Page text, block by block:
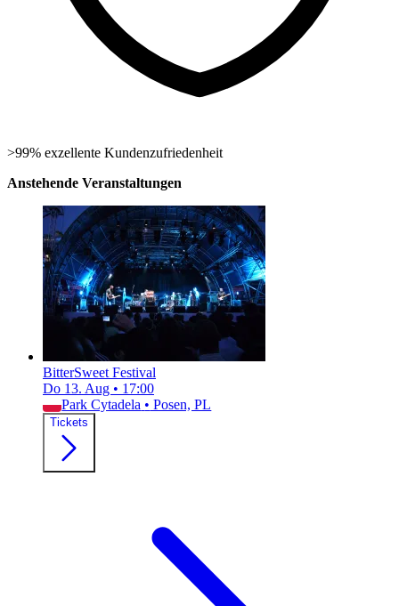
>99% exzellente Kundenzufriedenheit
Anstehende Veranstaltungen
BitterSweet Festival
Do 13. Aug • 17:00
Park Cytadela • Posen, PL
Tickets